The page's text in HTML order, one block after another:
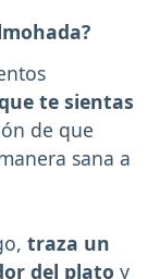
te sientas
de que
sana a
traza un
del plato y